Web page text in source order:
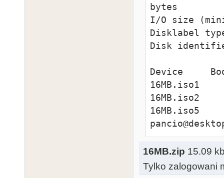
bytes
I/O size
Disklabel
Disk
Device
16MB.iso1
16MB.iso2
16MB.iso5
16MB.zip 15.09
Tylko zalogowani